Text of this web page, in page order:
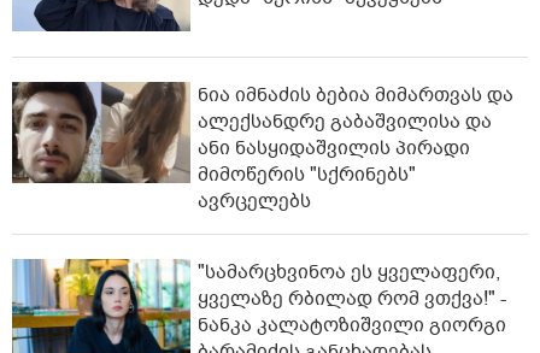
ნია იმნაძის ბებია მიმართვას და
ალექსანდრე გაბაშვილისა და
ანი ნასყიდაშვილის პირადი
მიმოწერის "სქრინებს"
ავრცელებს
"სა­მარ­ცხვი­ნოა ეს ყვე­ლა­ფე­რი,
ყვე­ლა­ზე რბი­ლად რომ ვთქვა!" -
ნანკა კალატოზიშვილი გიორგი